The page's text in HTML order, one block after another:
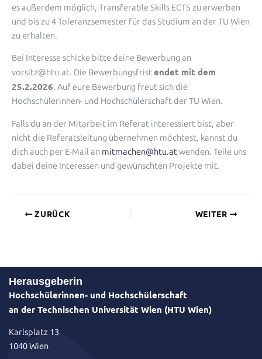
es außerdem möglich, Transferable Skills ECTS zu erwerben
und bis zu 4 Toleranzsemester für das Studium an der TU Wien
zu erhalten.
Bei Interesse schicke bitte deine Bewerbung an
vorsitz@htu.at. Die Bewerbungsfristendet mit dem
25.2.2026. Auf eure Bewerbung freut sich die
Hochschülerinnen- und Hochschülerschaft der TU Wien.
Falls du an der Mitarbeit im Referat interessiert bist, aber
nicht die Referatsleitung übernehmen möchtest, kannst du
dich auch per E-Mail an mitmachen@htu.atwenden. Teile uns
dabei deine Interessen und gewünschten Projekte mit.
ZURÜCK WEITER
Herausgeberin
Hochschülerinnen- und Hochschülerschaft
an der Technischen Universität Wien (HTU Wien)
Karlsplatz 13
1040 Wien